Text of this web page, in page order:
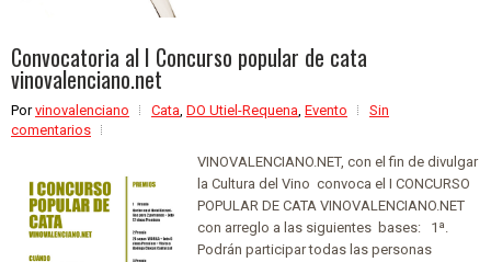
Convocatoria al I Concurso popular de cata
vinovalenciano.net
Porvinovalenciano Cata, DO Utiel-Requena, Evento
Sin
comentarios
VINOVALENCIANO.NET, con el fin de divulgar
la Cultura del Vino convoca el I CONCURSO
POPULAR DE CATA VINOVALENCIANO.NET
con arreglo a las siguientes bases: 1ª.
Podrán participar todas las personas